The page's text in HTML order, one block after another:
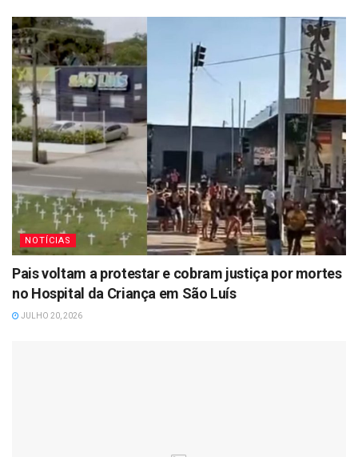
NOTÍCIAS
Pais voltam a protestar e cobram justiça por mortes
no Hospital da Criança em São Luís
JULHO 20, 2026